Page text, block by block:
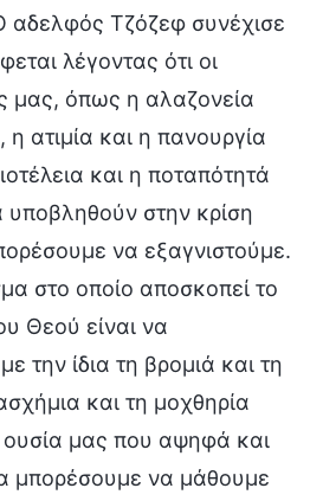
αδελφός Τζόζεφ συνέχισε
λέγοντας ότι οι
μας, όπως η αλαζονεία
ατιμία και η πανουργία
και η ποταπότητά
υποβληθούν στην κρίση
να εξαγνιστούμε.
στο οποίο αποσκοπεί το
Θεού είναι να
την ίδια τη βρομιά και τη
και τη μοχθηρία
μας που αψηφά και
μπορέσουμε να μάθουμε